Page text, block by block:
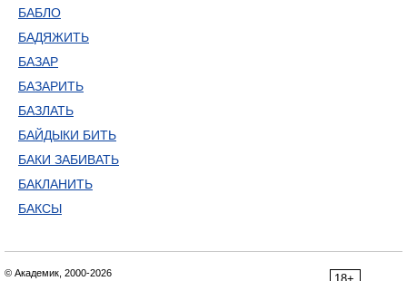
БАБЛО
БАДЯЖИТЬ
БАЗАР
БАЗАРИТЬ
БАЗЛАТЬ
БАЙДЫКИ БИТЬ
БАКИ ЗАБИВАТЬ
БАКЛАНИТЬ
БАКСЫ
© Академик, 2000-2026